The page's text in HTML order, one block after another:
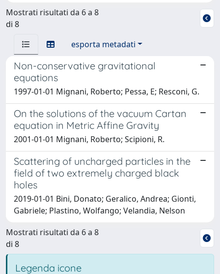
Mostrati risultati da 6 a 8
di 8
esporta metadati
Non-conservative gravitational
equations
1997-01-01 Mignani, Roberto; Pessa, E; Resconi, G.
On the solutions of the vacuum Cartan
equation in Metric Affine Gravity
2001-01-01 Mignani, Roberto; Scipioni, R.
Scattering of uncharged particles in the
field of two extremely charged black
holes
2019-01-01 Bini, Donato; Geralico, Andrea; Gionti,
Gabriele; Plastino, Wolfango; Velandia, Nelson
Mostrati risultati da 6 a 8
di 8
Legenda icone